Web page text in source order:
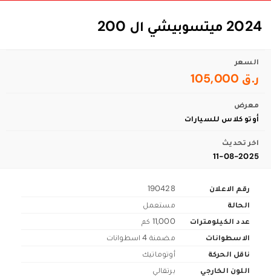
2024 ميتسوبيشي ال 200
السعر
ر.ق 105,000
معرض
أوتو كلاس للسيارات
اخر تحديث
11-08-2025
رقم الاعلان
190428
الحالة
مستعمل
عدد الكيلومترات
11,000 كم
الاسطوانات
مضمنة 4 اسطوانات
ناقل الحركة
أوتوماتيك
اللون الخارجي
برتقالي